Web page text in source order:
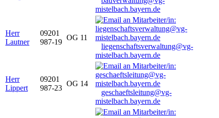
mistelbach.bayern.de
Herr
Lautner
09201
987-19
OG 11
liegenschaftsverwaltung@vg-
mistelbach.bayern.de
Herr
Lippert
09201
987-23
OG 14
geschaeftsleitung@vg-
mistelbach.bayern.de